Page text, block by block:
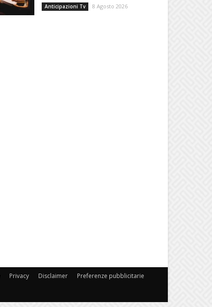
Anticipazioni Tv 8 Agosto 2026
Privacy Disclaimer Preferenze pubblicitarie